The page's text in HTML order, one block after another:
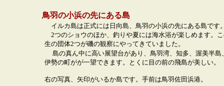
イルカ島は正式には日向島、鳥羽の小浜の先にある島です
2つのショウのほか、釣りや夏には海水浴が楽しめます。
生の団体2つが磯の観察にやってきていました。
島の真ん中に高い展望台があり、鳥羽湾、知多、渥美半島
伊勢の町がが一望できます。とくに目の前の飛島が美しい。
右の写真、矢印がいるか島です。手前は鳥羽佐田浜港。
鳥羽の小浜の先にある島